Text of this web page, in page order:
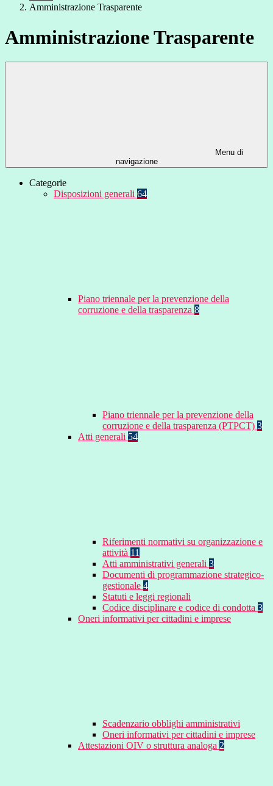
Amministrazione Trasparente
Amministrazione Trasparente
Menu di
navigazione
Categorie
Disposizioni generali 64
Piano triennale per la prevenzione della
corruzione e della trasparenza 8
Piano triennale per la prevenzione della
corruzione e della trasparenza (PTPCT) 3
Atti generali 54
Riferimenti normativi su organizzazione e
attività 11
Atti amministrativi generali 3
Documenti di programmazione strategico-
gestionale 4
Statuti e leggi regionali
Codice disciplinare e codice di condotta 3
Oneri informativi per cittadini e imprese
Scadenzario obblighi amministrativi
Oneri informativi per cittadini e imprese
Attestazioni OIV o struttura analoga 2